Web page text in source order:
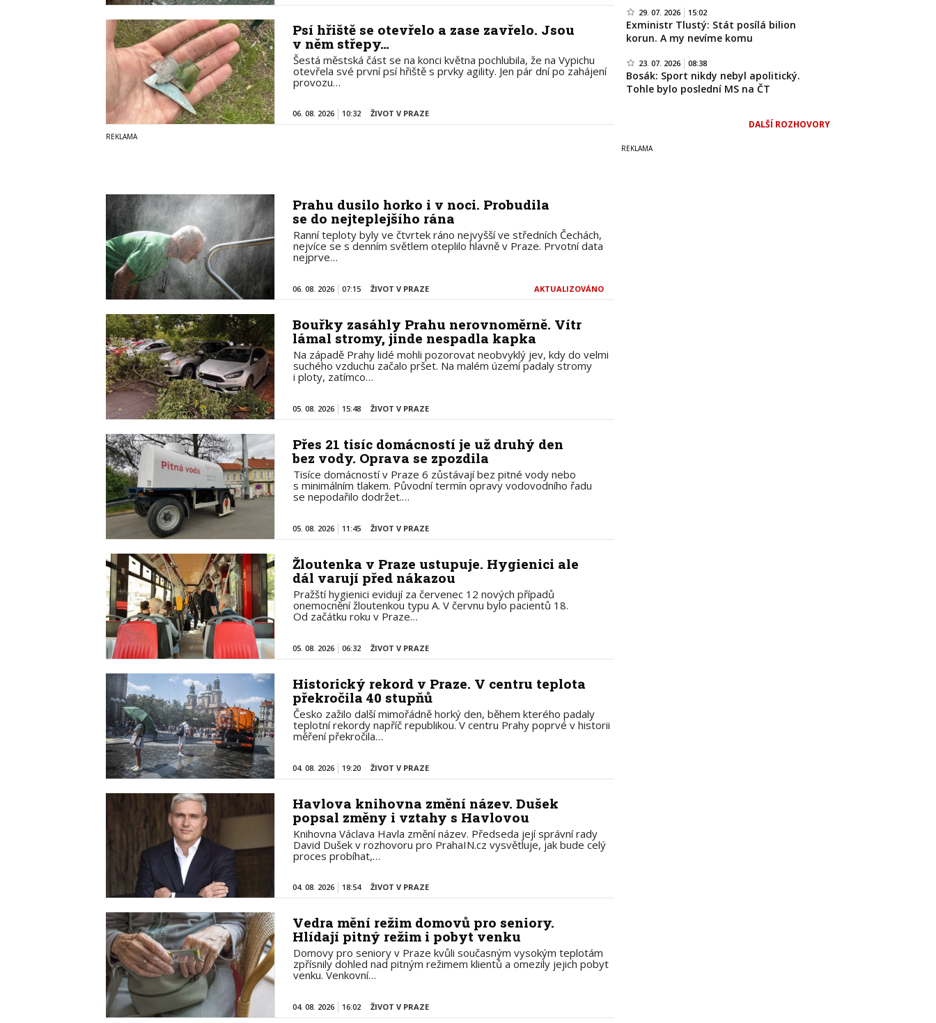
Psí hřiště se otevřelo a zase zavřelo. Jsou
v něm střepy…
Šestá městská část se na konci května pochlubila, že na Vypichu
otevřela své první psí hřiště s prvky agility. Jen pár dní po zahájení
provozu…
06. 08. 2026 10:32 ŽIVOT V PRAZE
Prahu dusilo horko i v noci. Probudila
se do nejteplejšího rána
Ranní teploty byly ve čtvrtek ráno nejvyšší ve středních Čechách,
nejvíce se s denním světlem oteplilo hlavně v Praze. Prvotní data
nejprve…
06. 08. 2026 07:15 ŽIVOT V PRAZE
Bouřky zasáhly Prahu nerovnoměrně. Vítr
lámal stromy, jinde nespadla kapka
Na západě Prahy lidé mohli pozorovat neobvyklý jev, kdy do velmi
suchého vzduchu začalo pršet. Na malém území padaly stromy
i ploty, zatímco…
05. 08. 2026 15:48 ŽIVOT V PRAZE
Přes 21 tisíc domácností je už druhý den
bez vody. Oprava se zpozdila
Tisíce domácností v Praze 6 zůstávají bez pitné vody nebo
s minimálním tlakem. Původní termín opravy vodovodního řadu
se nepodařilo dodržet.…
05. 08. 2026 11:45 ŽIVOT V PRAZE
Žloutenka v Praze ustupuje. Hygienici ale
dál varují před nákazou
Pražští hygienici evidují za červenec 12 nových případů
onemocnění žloutenkou typu A. V červnu bylo pacientů 18.
Od začátku roku v Praze…
05. 08. 2026 06:32 ŽIVOT V PRAZE
Historický rekord v Praze. V centru teplota
překročila 40 stupňů
Česko zažilo další mimořádně horký den, během kterého padaly
teplotní rekordy napříč republikou. V centru Prahy poprvé v historii
měření překročila…
04. 08. 2026 19:20 ŽIVOT V PRAZE
Havlova knihovna změní název. Dušek
popsal změny i vztahy s Havlovou
Knihovna Václava Havla změní název. Předseda její správní rady
David Dušek v rozhovoru pro PrahaIN.cz vysvětluje, jak bude celý
proces probíhat,…
04. 08. 2026 18:54 ŽIVOT V PRAZE
Vedra mění režim domovů pro seniory.
Hlídají pitný režim i pobyt venku
Domovy pro seniory v Praze kvůli současným vysokým teplotám
zpřísnily dohled nad pitným režimem klientů a omezily jejich pobyt
venku. Venkovní…
04. 08. 2026 16:02 ŽIVOT V PRAZE
29. 07. 2026 15:02
Exministr Tlustý: Stát posílá bilion
korun. A my nevíme komu
23. 07. 2026 08:38
Bosák: Sport nikdy nebyl apolitický.
Tohle bylo poslední MS na ČT
DALŠÍ ROZHOVORY